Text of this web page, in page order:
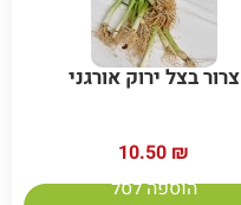
צרור בצל ירוק אורגני
10.50 ₪
הוספה לסל